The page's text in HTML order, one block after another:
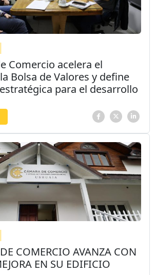
Comercio acelera el
Bolsa de Valores y define
para el desarrollo
COMERCIO AVANZA CON
EN SU EDIFICIO